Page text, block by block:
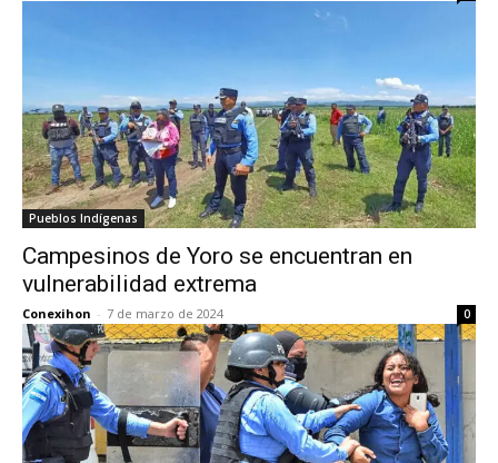
Pueblos Indígenas
Campesinos de Yoro se encuentran en
vulnerabilidad extrema
Conexihon - 7 de marzo de 2024 0